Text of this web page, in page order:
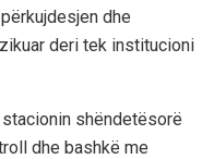
dhe
deri tek institucioni
shëndetësorë
dhe bashkë me